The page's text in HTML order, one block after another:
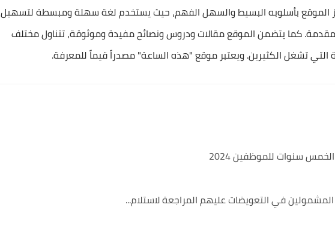
الموقع بأسلوبه البسيط والسهل الفهم، حيث يستخدم لغة سهلة ومبسطة لتسهيل
كما يتضمن الموقع مقالات ودروس ونصائح مفيدة وموثوقة، تتناول مختلف
التي تشغل الكثيرين. ويعتبر موقع "هذه الساعة" مصدراً قيماً للمعرفة.
سنوات للموظفين 2024
في التعويضات عليهم المراجعة لاستلام...